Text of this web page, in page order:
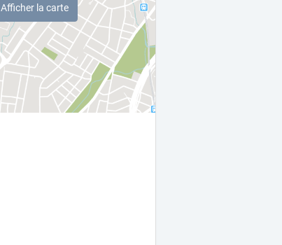
Afficher la carte